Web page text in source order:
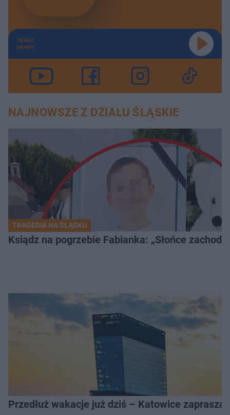
TERAZ
GRAMY
NAJNOWSZE Z DZIAŁU ŚLĄSKIE
TRAGEDIA NA ŚLĄSKU
Ksiądz na pogrzebie Fabianka: „Słońce
Przedłuż wakacje już dziś – Katowice